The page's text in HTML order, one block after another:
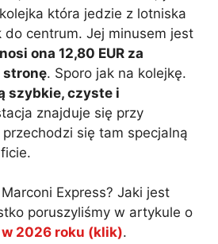
która jedzie z lotniska
do centrum. Jej minusem jest
ona 12,80 EUR za
stronę. Sporo jak na kolejkę.
szybkie, czyste i
znajduje się przy
się tam specjalną
Express? Jaki jest
poruszyliśmy w artykule o
2026 roku (klik).